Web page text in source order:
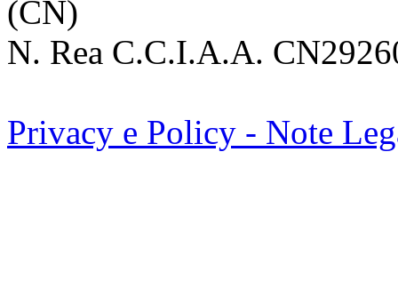
(CN)
N. Rea C.C.I.A.A.
Privacy e Policy - Note